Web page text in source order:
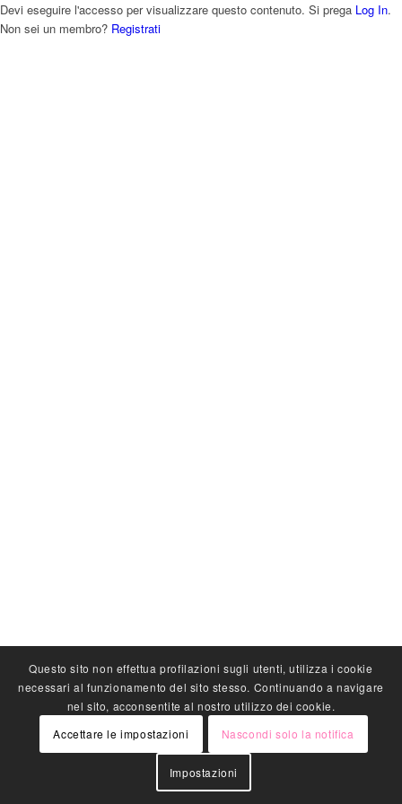
Devi eseguire l'accesso per visualizzare questo contenuto. Si prega Log In.
Non sei un membro? Registrati
Questo sito non effettua profilazioni sugli utenti, utilizza i cookie
necessari al funzionamento del sito stesso. Continuando a navigare
nel sito, acconsentite al nostro utilizzo dei cookie.
Accettare le impostazioni
Nascondi solo la notifica
Impostazioni